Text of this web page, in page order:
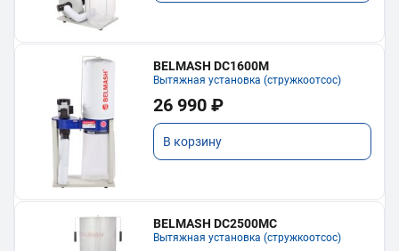
BELMASH DC1600M
Вытяжная установка (стружкоотсос)
26 990 ₽
В корзину
BELMASH DC2500MC
Вытяжная установка (стружкоотсос)